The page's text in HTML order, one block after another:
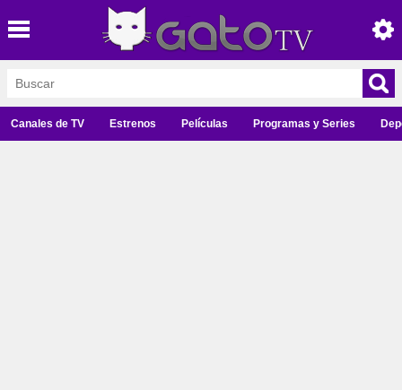
Canales de TV Estrenos Películas Programas y Series